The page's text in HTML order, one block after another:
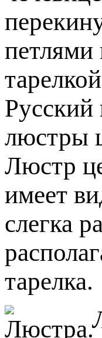
петлями
Русский
люстры
Люстр
имеет
слегка
тарелка.